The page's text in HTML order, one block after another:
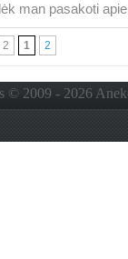
man pasakoti
2 1 2
© 2009 - 2026